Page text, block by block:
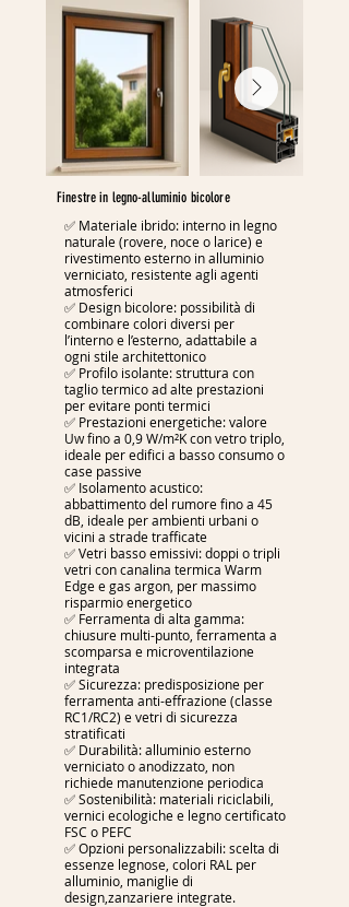
Finestre in legno-alluminio bicolore
✅ Materiale ibrido: interno in legno
naturale (rovere, noce o larice) e
rivestimento esterno in alluminio
verniciato, resistente agli agenti
atmosferici
✅ Design bicolore: possibilità di
combinare colori diversi per
l’interno e l’esterno, adattabile a
ogni stile architettonico
✅ Profilo isolante: struttura con
taglio termico ad alte prestazioni
per evitare ponti termici
✅ Prestazioni energetiche: valore
Uw fino a 0,9 W/m²K con vetro triplo,
ideale per edifici a basso consumo o
case passive
✅ Isolamento acustico:
abbattimento del rumore fino a 45
dB, ideale per ambienti urbani o
vicini a strade trafficate
✅ Vetri basso emissivi: doppi o tripli
vetri con canalina termica Warm
Edge e gas argon, per massimo
risparmio energetico
✅ Ferramenta di alta gamma:
chiusure multi-punto, ferramenta a
scomparsa e microventilazione
integrata
✅ Sicurezza: predisposizione per
ferramenta anti-effrazione (classe
RC1/RC2) e vetri di sicurezza
stratificati
✅ Durabilità: alluminio esterno
verniciato o anodizzato, non
richiede manutenzione periodica
✅ Sostenibilità: materiali riciclabili,
vernici ecologiche e legno certificato
FSC o PEFC
✅ Opzioni personalizzabili: scelta di
essenze legnose, colori RAL per
alluminio, maniglie di
design,zanzariere integrate.